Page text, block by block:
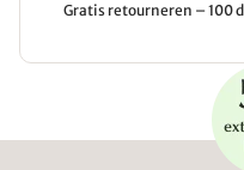
Gratis retourneren – 100